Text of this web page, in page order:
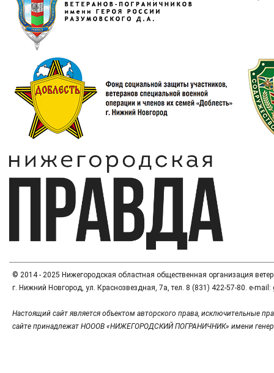
© 2014 - 2025 Нижегородская областная общественная организация
г. Нижний Новгород, ул. Краснозвездная, 7а, тел. 8 (831) 422-57-80. e-
Настоящий сайт является объектом авторского права, исключительные
сайте принадлежат НОООВ «НИЖЕГОРОДСКИЙ ПОГРАНИЧНИК» имени